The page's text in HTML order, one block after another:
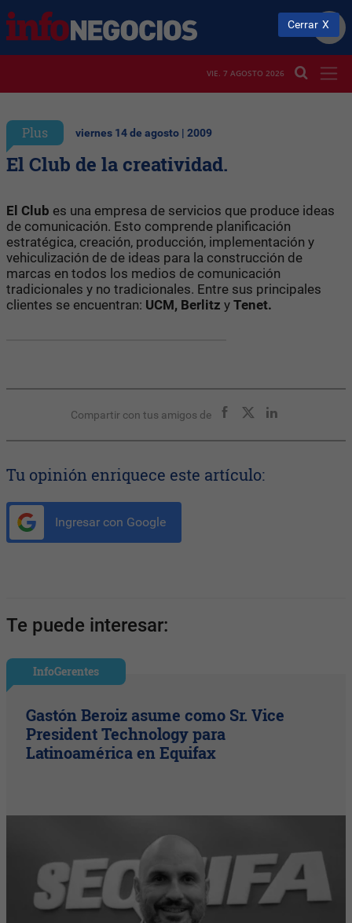
VIE. 7 AGOSTO 2026
Plus viernes 14 de agosto | 2009
El Club de la creatividad.
El Club es una empresa de servicios que produce ideas
de comunicación. Esto comprende planificación
estratégica, creación, producción, implementación y
vehiculización de de ideas para la construcción de
marcas en todos los medios de comunicación
tradicionales y no tradicionales. Entre sus principales
clientes se encuentran: UCM, Berlitz y Tenet.
Compartir con tus amigos de
Tu opinión enriquece este artículo:
Ingresar con Google
Te puede interesar:
InfoGerentes
Gastón Beroiz asume como Sr. Vice
President Technology para
Latinoamérica en Equifax
Cerrar